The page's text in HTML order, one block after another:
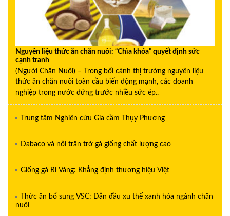
Nguyên liệu thức ăn chăn nuôi: “Chìa khóa” quyết định sức
cạnh tranh
(Người Chăn Nuôi) – Trong bối cảnh thị trường nguyên liệu
thức ăn chăn nuôi toàn cầu biến động mạnh, các doanh
nghiệp trong nước đứng trước nhiều sức ép..
Trung tâm Nghiên cứu Gia cầm Thụy Phương
Dabaco và nỗi trăn trở gà giống chất lượng cao
Giống gà Ri Vàng: Khẳng định thương hiệu Việt
Thức ăn bổ sung VSC: Dẫn đầu xu thế xanh hóa ngành chăn
nuôi